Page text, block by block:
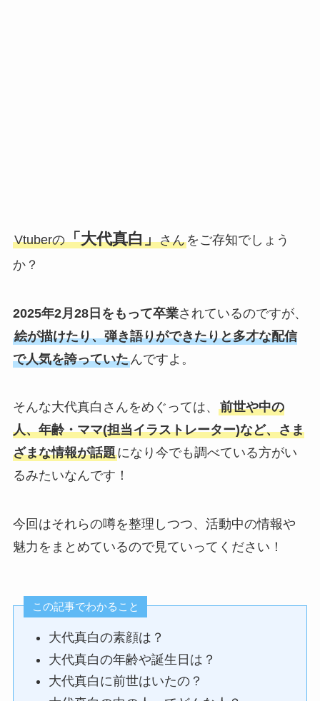
Vtuberの「大代真白」さんをご存知でしょう
か？
2025年2月28日をもって卒業されているのですが、
絵が描けたり、弾き語りができたりと多才な配信
で人気を誇っていたんですよ。
そんな大代真白さんをめぐっては、 前世や中の
人、年齢・ママ(担当イラストレーター)など、さま
ざまな情報が話題になり今でも調べている方がい
るみたいなんです！
今回はそれらの噂を整理しつつ、活動中の情報や
魅力をまとめているので見ていってください！
この記事でわかること
大代真白の素顔は？
大代真白の年齢や誕生日は？
大代真白に前世はいたの？